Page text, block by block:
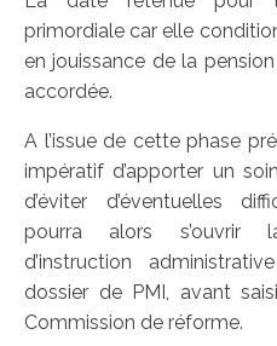
primordiale car elle
en jouissance de la
accordée.
A l’issue de cette phase
impératif d’apporter un
d’éviter d’éventuelles
pourra alors s’ouvrir
d’instruction
dossier de PMI, avant
Commission de réforme.